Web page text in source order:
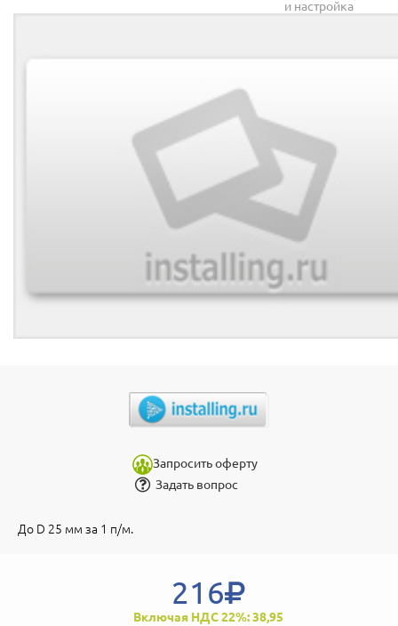
и настройка
Запросить оферту
Задать вопрос
До D 25 мм за 1 п/м.
216
Включая НДС 22%: 38,95